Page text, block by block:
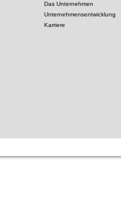
Das Unternehmen
Unternehmensentwicklung
Karriere